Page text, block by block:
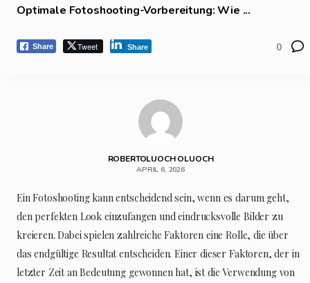
Optimale Fotoshooting-Vorbereitung: Wie ...
Share Tweet Share 0
ROBERTOLUOCH OLUOCH
APRIL 6, 2026
Ein Fotoshooting kann entscheidend sein, wenn es darum geht,
den perfekten Look einzufangen und eindrucksvolle Bilder zu
kreieren. Dabei spielen zahlreiche Faktoren eine Rolle, die über
das endgültige Resultat entscheiden. Einer dieser Faktoren, der in
letzter Zeit an Bedeutung gewonnen hat, ist die Verwendung von